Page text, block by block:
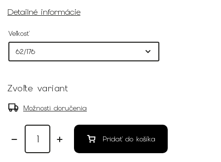
Detailné informácie
Veľkosť
Zvoľte variant
Možnosti doručenia
Pridať do košíka